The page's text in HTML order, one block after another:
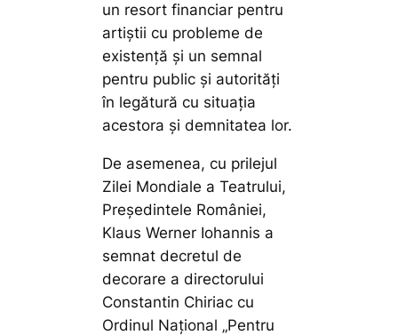
un resort financiar pentru
artiştii cu probleme de
existenţă şi un semnal
pentru public şi autorităţi
în legătură cu situaţia
acestora şi demnitatea lor.
De asemenea, cu prilejul
Zilei Mondiale a Teatrului,
Preşedintele României,
Klaus Werner Iohannis a
semnat decretul de
decorare a directorului
Constantin Chiriac cu
Ordinul Naţional „Pentru